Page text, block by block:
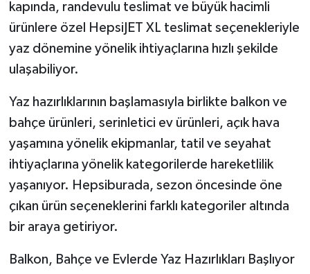
kapında, randevulu teslimat ve büyük hacimli
ürünlere özel HepsiJET XL teslimat seçenekleriyle
yaz dönemine yönelik ihtiyaçlarına hızlı şekilde
ulaşabiliyor.
Yaz hazırlıklarının başlamasıyla birlikte balkon ve
bahçe ürünleri, serinletici ev ürünleri, açık hava
yaşamına yönelik ekipmanlar, tatil ve seyahat
ihtiyaçlarına yönelik kategorilerde hareketlilik
yaşanıyor. Hepsiburada, sezon öncesinde öne
çıkan ürün seçeneklerini farklı kategoriler altında
bir araya getiriyor.
Balkon, Bahçe ve Evlerde Yaz Hazırlıkları Başlıyor